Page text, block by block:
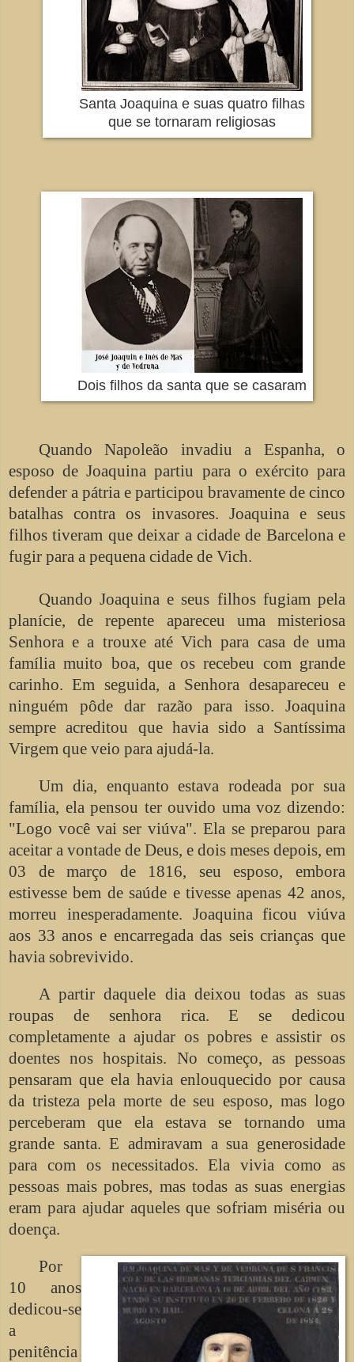
Santa Joaquina e suas quatro filhas
que se tornaram religiosas
Dois filhos da santa que se casaram
Quando Napoleão invadiu a Espanha, o
esposo de Joaquina partiu para o exército para
defender a pátria e participou bravamente de cinco
batalhas contra os invasores. Joaquina e seus
filhos tiveram que deixar a cidade de Barcelona e
fugir para a pequena cidade de Vich.
Quando Joaquina e seus filhos fugiam pela
planície, de repente apareceu uma misteriosa
Senhora e a trouxe até Vich para casa de uma
família muito boa, que os recebeu com grande
carinho. Em seguida, a Senhora desapareceu e
ninguém pôde dar razão para isso. Joaquina
sempre acreditou que havia sido a Santíssima
Virgem que veio para ajudá-la.
Um dia, enquanto estava rodeada por sua
família, ela pensou ter ouvido uma voz dizendo:
"Logo você vai ser viúva". Ela se preparou para
aceitar a vontade de Deus, e dois meses depois, em
03 de março de 1816, seu esposo, embora
estivesse bem de saúde e tivesse apenas 42 anos,
morreu inesperadamente. Joaquina ficou viúva
aos 33 anos e encarregada das seis crianças que
havia sobrevivido.
A partir daquele dia deixou todas as suas
roupas de senhora rica. E se dedicou
completamente a ajudar os pobres e assistir os
doentes nos hospitais. No começo, as pessoas
pensaram que ela havia enlouquecido por causa
da tristeza pela morte de seu esposo, mas logo
perceberam que ela estava se tornando uma
grande santa. E admiravam a sua generosidade
para com os necessitados. Ela vivia como as
pessoas mais pobres, mas todas as suas energias
eram para ajudar aqueles que sofriam miséria ou
doença.
Por
10 anos
dedicou-se
a
penitência